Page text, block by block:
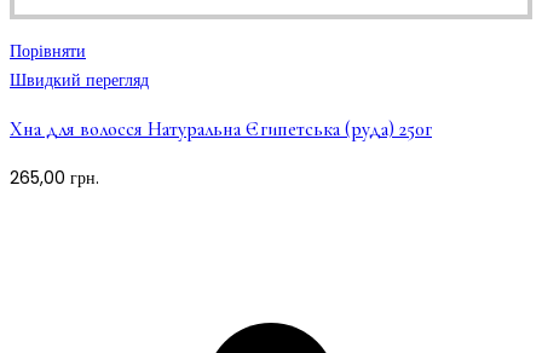
Порівняти
Швидкий перегляд
Хна для волосся Натуральна Єгипетська (руда) 250г
265,00 грн.